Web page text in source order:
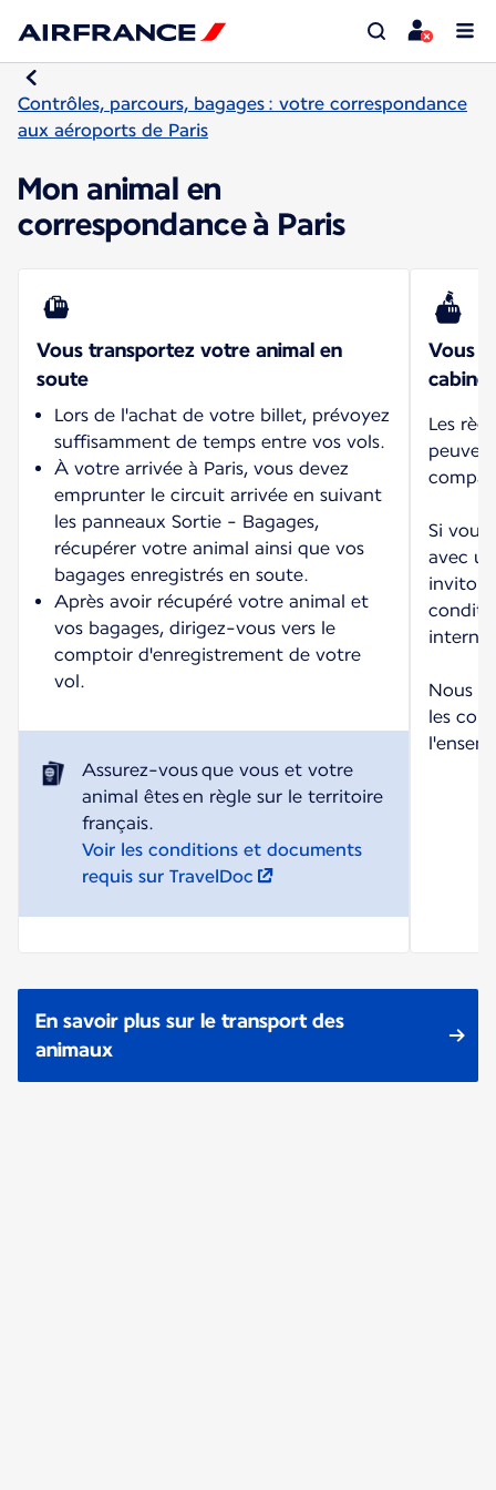
Contrôles, parcours, bagages : votre correspondance
aux aéroports de Paris
Mon animal en
correspondance à Paris
Vous transportez votre animal en
soute
Lors de l'achat de votre billet, prévoyez
suffisamment de temps entre vos vols.
À votre arrivée à Paris, vous devez
emprunter le circuit arrivée en suivant
les panneaux Sortie - Bagages,
récupérer votre animal ainsi que vos
bagages enregistrés en soute.
Après avoir récupéré votre animal et
vos bagages, dirigez-vous vers le
comptoir d'enregistrement de votre
vol.
Assurez-vous que vous et votre
animal êtes en règle sur le territoire
Voir les conditions et documents
requis sur TravelDoc
Vous
cabine
Les
Si vous
avec
Nous
les
En savoir plus sur le transport des
animaux